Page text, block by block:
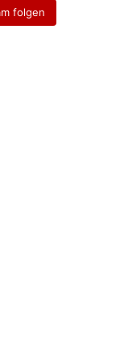
folgen